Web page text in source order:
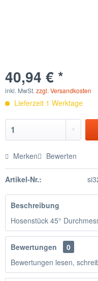
40,94 € *
inkl. MwSt. zzgl. Versandkosten
Lieferzeit 1 Werktage
Merken Bewerten
Artikel-Nr.:
Beschreibung
Hosenstück 45°
Bewertungen
0
Bewertungen lesen,